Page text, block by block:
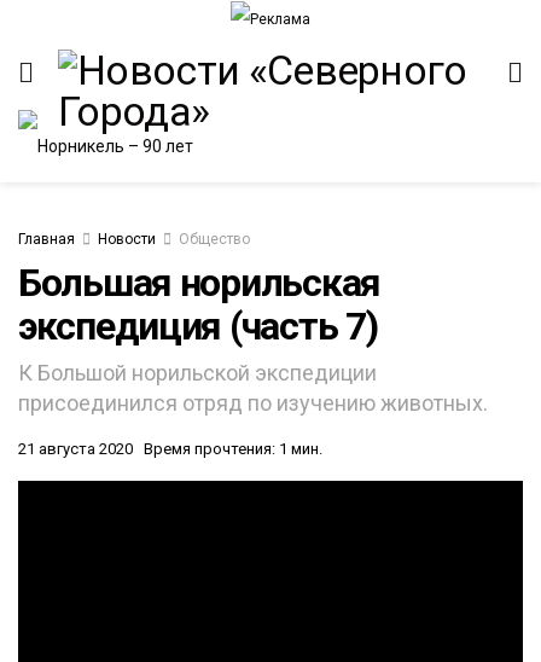
Главная Новости Общество
Большая норильская
экспедиция (часть 7)
К Большой норильской экспедиции
присоединился отряд по изучению животных.
21 августа 2020 Время прочтения: 1 мин.